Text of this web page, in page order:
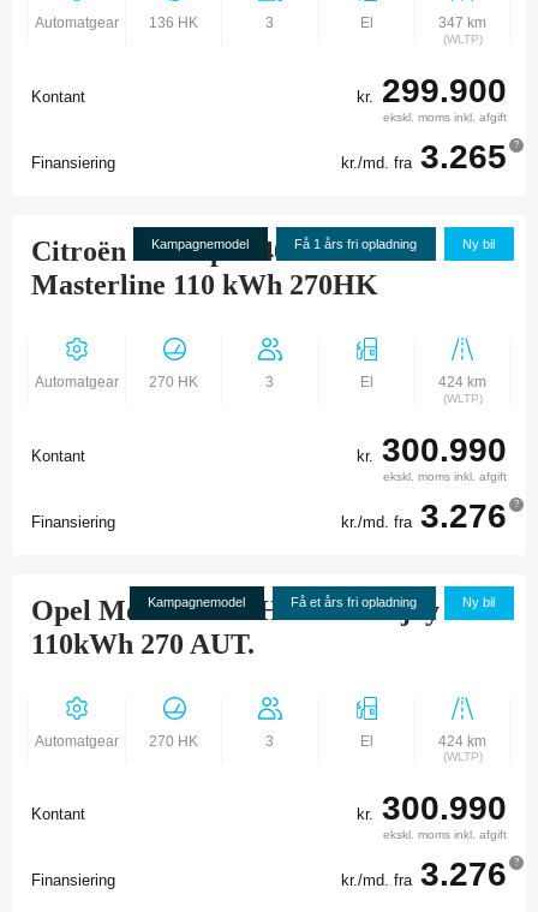
Automatgear 136 HK 3 El 347 km
(WLTP)
Kontant kr. 299.900
ekskl. moms inkl. afgift
Finansiering kr./md. fra 3.265 ?
Kampagnemodel Få 1 års fri opladning Ny bil
Citroën ë-Jumper 40H L3H2
Masterline 110 kWh 270HK
Automatgear 270 HK 3 El 424 km
(WLTP)
Kontant kr. 300.990
ekskl. moms inkl. afgift
Finansiering kr./md. fra 3.276 ?
Kampagnemodel Få et års fri opladning Ny bil
Opel Movano-e 40H L3H2 Enjoy
110kWh 270 AUT.
Automatgear 270 HK 3 El 424 km
(WLTP)
Kontant kr. 300.990
ekskl. moms inkl. afgift
Finansiering kr./md. fra 3.276 ?